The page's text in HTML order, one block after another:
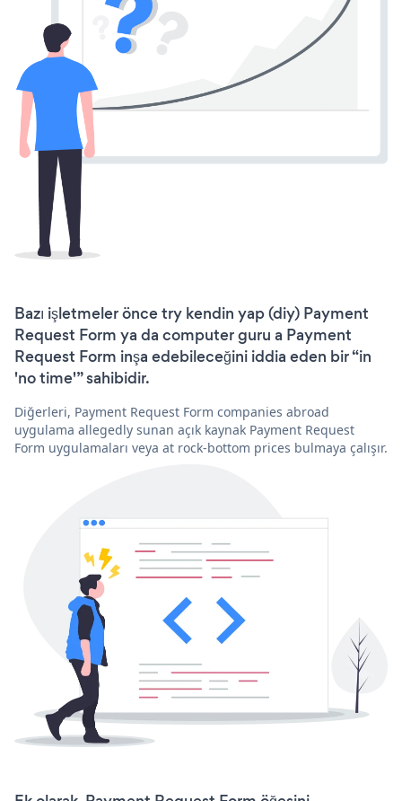
Bazı işletmeler önce try kendin yap (diy) Payment
Request Form ya da computer guru a Payment
Request Form inşa edebileceğini iddia eden bir “in
'no time'” sahibidir.
Diğerleri, Payment Request Form companies abroad
uygulama allegedly sunan açık kaynak Payment Request
Form uygulamaları veya at rock-bottom prices bulmaya çalışır.